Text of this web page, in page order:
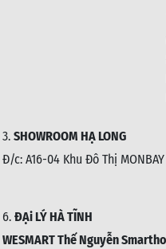
3. SHOWROOM HẠ LONG
Đ/c: A16-04 Khu Đô Thị
6. ĐẠi LÝ HÀ TĨNH
WESMART Thế Nguyễn